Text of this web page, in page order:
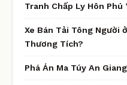
Tranh Chấp Ly Hôn Phú
Xe Bán Tải Tông Người
Thương Tích?
Phá Án Ma Túy An